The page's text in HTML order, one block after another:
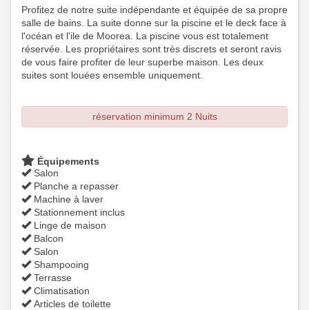
Profitez de notre suite indépendante et équipée de sa propre
salle de bains. La suite donne sur la piscine et le deck face à
l'océan et l'ile de Moorea. La piscine vous est totalement
réservée. Les propriétaires sont très discrets et seront ravis
de vous faire profiter de leur superbe maison. Les deux
suites sont louées ensemble uniquement.
réservation minimum 2 Nuits
Équipements
Salon
Planche a repasser
Machine à laver
Stationnement inclus
Linge de maison
Balcon
Salon
Shampooing
Terrasse
Climatisation
Articles de toilette